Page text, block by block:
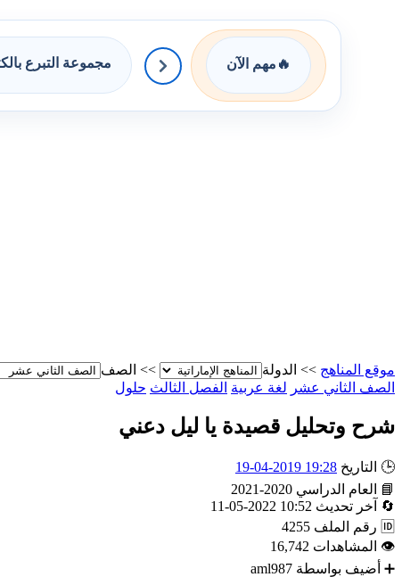
🔥 مهم الآن مجموعة التبرع
موقع المناهج >> الدولة >> الصف
الصف الثاني عشر لغة عربية الفصل الثالث حلول
شرح وتحليل قصيدة يا ليل دعني
🕒 التاريخ 19:28 2019-04-19
📘
العام الدراسي 2020-2021
🔄
آخر تحديث 10:52 2022-05-11
🆔 رقم الملف 4255
👁 المشاهدات 16,742
➕ أضيف بواسطة aml987